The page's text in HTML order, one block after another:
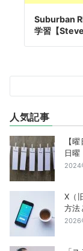
Suburban
学習【
人気記事
【
日曜
2024
X（
方法
2026